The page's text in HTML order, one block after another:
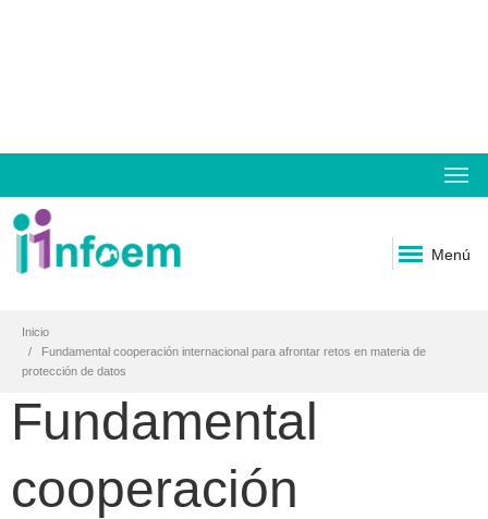
Menú
Inicio
Fundamental cooperación internacional para afrontar retos en materia de
protección de datos
Fundamental
cooperación